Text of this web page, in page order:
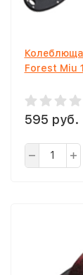
Forest Miu
595 руб.